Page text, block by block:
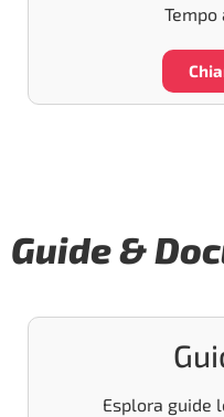
Tempo
Guide &
Esplora guide